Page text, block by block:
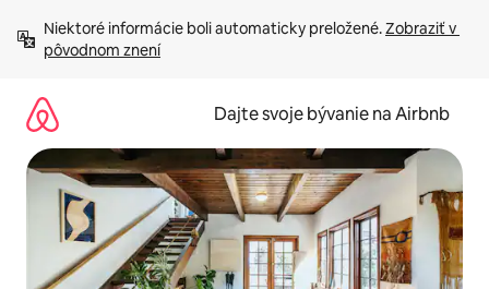
obsah.
Niektoré informácie boli automaticky preložené. Zobraziť v
pôvodnom znení
Dajte svoje bývanie na Airbnb